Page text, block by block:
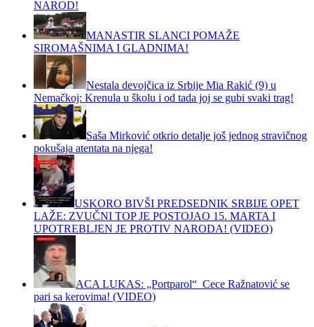
NAROD!
MANASTIR SLANCI POMAŽE
SIROMAŠNIMA I GLADNIMA!
Nestala devojčica iz Srbije Mia Rakić (9) u
Nemačkoj: Krenula u školu i od tada joj se gubi svaki trag!
Saša Mirković otkrio detalje još jednog stravičnog
pokušaja atentata na njega!
USKORO BIVŠI PREDSEDNIK SRBIJE OPET
LAŽE: ZVUČNI TOP JE POSTOJAO 15. MARTA I
UPOTREBLJEN JE PROTIV NARODA! (VIDEO)
ACA LUKAS: „Portparol“ Cece Ražnatović se
pari sa kerovima! (VIDEO)